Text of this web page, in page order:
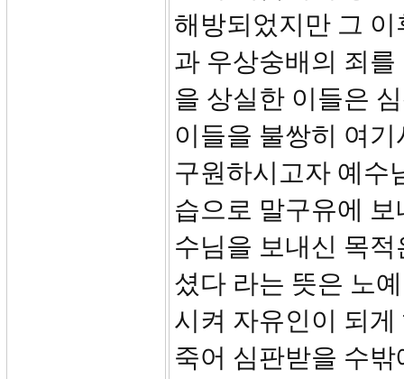
해방되었지만 그
과 우상숭배의 죄
을 상실한 이들은
이들을 불쌍히 여
구원하시고자 예수
습으로 말구유에 보
수님을 보내신 목
셨다 라는 뜻은 노
시켜 자유인이 되
죽어 심판받을 수